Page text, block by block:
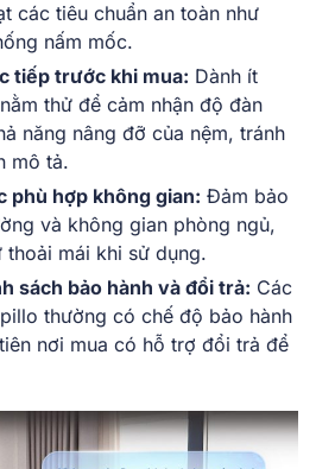
các tiêu chuẩn an toàn như
nấm mốc.
tiếp trước khi mua: Dành ít
thử để cảm nhận độ đàn
năng nâng đỡ của nệm, tránh
mô tả.
phù hợp không gian: Đảm bảo
và không gian phòng ngủ,
mái khi sử dụng.
sách bảo hành và đổi trả: Các
thường có chế độ bảo hành
nơi mua có hỗ trợ đổi trả để